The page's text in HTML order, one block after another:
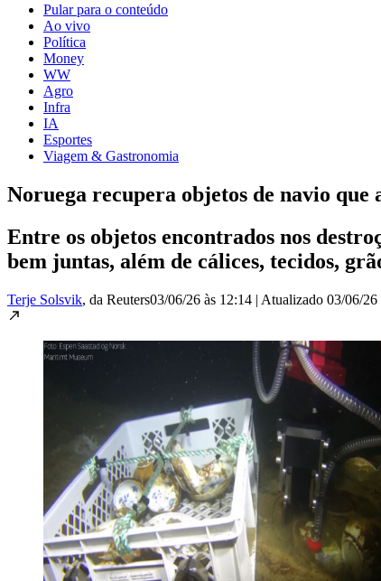
Pular para o conteúdo
Ao vivo
Política
Money
WW
Agro
Infra
IA
Esportes
Viagem & Gastronomia
Noruega recupera objetos de navio
Entre os objetos encontrados nos
bem juntas, além de cálices, tecidos,
Terje Solsvik, da Reuters03/06/26 às 12:14 | Atualizado 03/06/26